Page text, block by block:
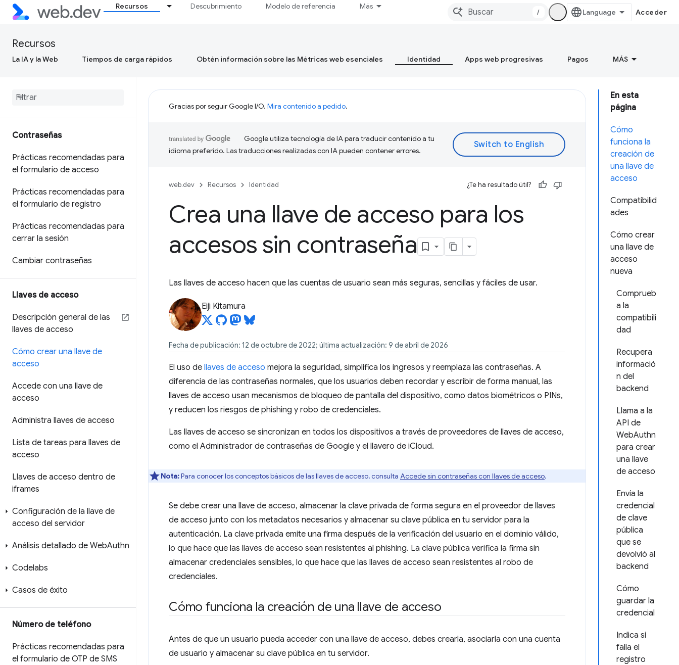
Recursos Descubrimiento Modelo de referencia Más
/ Acceder
Recursos
La IA y la Web Tiempos de carga rápidos Obtén información sobre las Métricas web esenciales Identidad Apps web progresivas Pagos MÁS
Contraseñas
Prácticas recomendadas para
el formulario de acceso
Prácticas recomendadas para
el formulario de registro
Prácticas recomendadas para
cerrar la sesión
Cambiar contraseñas
Llaves de acceso
Descripción general de las
llaves de acceso
Cómo crear una llave de
acceso
Accede con una llave de
acceso
Administra llaves de acceso
Lista de tareas para llaves de
acceso
Llaves de acceso dentro de
iframes
Configuración de la llave de
acceso del servidor
Análisis detallado de WebAuthn
Codelabs
Casos de éxito
Número de teléfono
Prácticas recomendadas para
el formulario de OTP de SMS
En esta
página
Cómo
funciona la
creación de
una llave de
acceso
Compatibilid
ades
Cómo crear
una llave de
acceso
nueva
Comprueb
a la
compatibili
dad
Recupera
informació
n del
backend
Llama a la
API de
WebAuthn
para crear
una llave
de acceso
Envía la
credencial
de clave
pública
que se
devolvió al
backend
Cómo
guardar la
credencial
Indica si
falla el
registro
Gracias por seguir Google I/O. Mira contenido a pedido.
Google utiliza tecnología de IA para traducir contenido a tu
idioma preferido. Las traducciones realizadas con IA pueden contener errores.
web.dev Recursos Identidad ¿Te ha resultado útil?
Crea una llave de acceso para los
accesos sin contraseña
Las llaves de acceso hacen que las cuentas de usuario sean más seguras, sencillas y fáciles de usar.
Eiji Kitamura
Fecha de publicación: 12 de octubre de 2022; última actualización: 9 de abril de 2026
El uso de llaves de acceso mejora la seguridad, simplifica los ingresos y reemplaza las contraseñas. A
diferencia de las contraseñas normales, que los usuarios deben recordar y escribir de forma manual, las
llaves de acceso usan mecanismos de bloqueo de pantalla del dispositivo, como datos biométricos o PINs,
y reducen los riesgos de phishing y robo de credenciales.
Las llaves de acceso se sincronizan en todos los dispositivos a través de proveedores de llaves de acceso,
como el Administrador de contraseñas de Google y el llavero de iCloud.
Nota:Para conocer los conceptos básicos de las llaves de acceso, consulta Accede sin contraseñas con llaves de acceso.
Se debe crear una llave de acceso, almacenar la clave privada de forma segura en el proveedor de llaves
de acceso junto con los metadatos necesarios y almacenar su clave pública en tu servidor para la
autenticación. La clave privada emite una firma después de la verificación del usuario en el dominio válido,
lo que hace que las llaves de acceso sean resistentes al phishing. La clave pública verifica la firma sin
almacenar credenciales sensibles, lo que hace que las llaves de acceso sean resistentes al robo de
credenciales.
Cómo funciona la creación de una llave de acceso
Antes de que un usuario pueda acceder con una llave de acceso, debes crearla, asociarla con una cuenta
de usuario y almacenar su clave pública en tu servidor.